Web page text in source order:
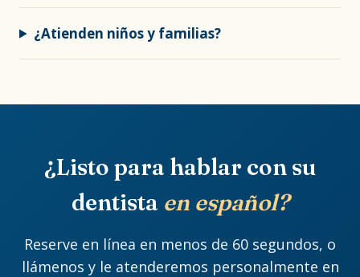
¿Atienden niños y familias?
¿Listo para hablar con su
dentista en español?
Reserve en línea en menos de 60 segundos, o
llámenos y le atenderemos personalmente en